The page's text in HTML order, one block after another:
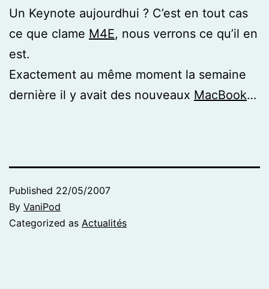
Un Keynote aujourdhui ? C’est en tout cas
ce que clame M4E, nous verrons ce qu’il en
est.
Exactement au même moment la semaine
dernière il y avait des nouveaux MacBook…
Published 22/05/2007
By VaniPod
Categorized as Actualités